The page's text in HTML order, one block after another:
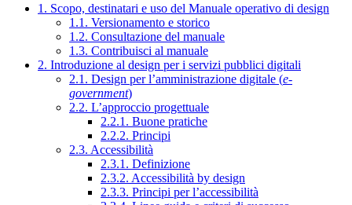
1. Scopo, destinatari e uso del Manuale operativo di design
1.1. Versionamento e storico
1.2. Consultazione del manuale
1.3. Contribuisci al manuale
2. Introduzione al design per i servizi pubblici digitali
2.1. Design per l’amministrazione digitale (e-
government)
2.2. L’approccio progettuale
2.2.1. Buone pratiche
2.2.2. Principi
2.3. Accessibilità
2.3.1. Definizione
2.3.2. Accessibilità by design
2.3.3. Principi per l’accessibilità